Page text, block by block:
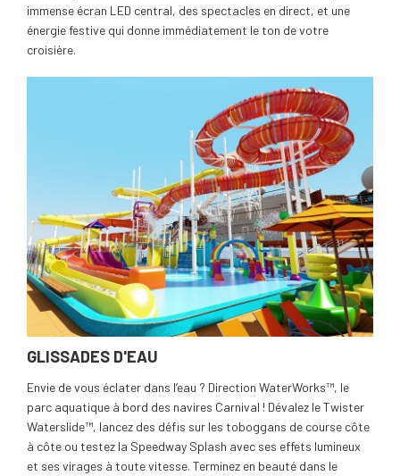
immense écran LED central, des spectacles en direct, et une
énergie festive qui donne immédiatement le ton de votre
croisière.
GLISSADES D'EAU
Envie de vous éclater dans l’eau ? Direction WaterWorks™, le
parc aquatique à bord des navires Carnival ! Dévalez le Twister
Waterslide™, lancez des défis sur les toboggans de course côte
à côte ou testez la Speedway Splash avec ses effets lumineux
et ses virages à toute vitesse. Terminez en beauté dans le